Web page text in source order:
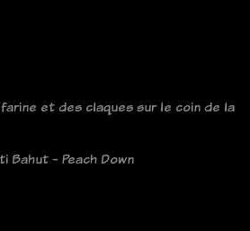
farine et des claques sur le coin de la
Bahut - Peach Down